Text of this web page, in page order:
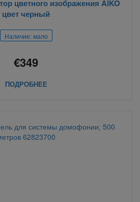
цветного изображения AIKO
цвет черный
Наличие: мало
€349
ПОДРОБНЕЕ